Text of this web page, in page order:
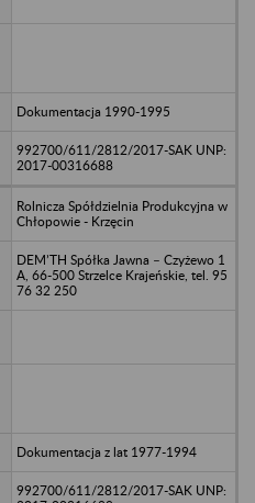
Dokumentacja 1990-1995
992700/611/2812/2017-SAK UNP:
2017-00316688
Rolnicza Spółdzielnia Produkcyjna w
Chłopowie - Krzęcin
DEM’TH Spółka Jawna – Czyżewo 1
A, 66-500 Strzelce Krajeńskie, tel. 95
76 32 250
Dokumentacja z lat 1977-1994
992700/611/2812/2017-SAK UNP: